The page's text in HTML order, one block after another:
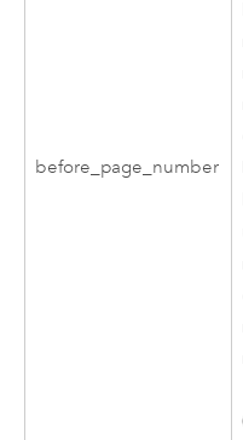
before_page_number